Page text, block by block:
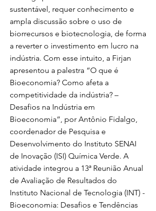
sustentável, requer conhecimento e
ampla discussão sobre o uso de
biorrecursos e biotecnologia, de forma
a reverter o investimento em lucro na
indústria. Com esse intuito, a Firjan
apresentou a palestra “O que é
Bioeconomia? Como afeta a
competitividade da indústria? –
Desafios na Indústria em
Bioeconomia”, por Antônio Fidalgo,
coordenador de Pesquisa e
Desenvolvimento do Instituto SENAI
de Inovação (ISI) Química Verde. A
atividade integrou a 13ª Reunião Anual
de Avaliação de Resultados do
Instituto Nacional de Tecnologia (INT) -
Bioeconomia: Desafios e Tendências